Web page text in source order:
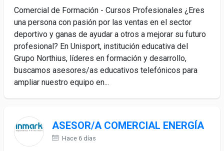
Comercial de Formación - Cursos Profesionales ¿Eres
una persona con pasión por las ventas en el sector
deportivo y ganas de ayudar a otros a mejorar su futuro
profesional? En Unisport, institución educativa del
Grupo Northius, líderes en formación y desarrollo,
buscamos asesores/as educativos telefónicos para
ampliar nuestro equipo en...
ASESOR/A COMERCIAL ENERGÍA
Hace 6 días